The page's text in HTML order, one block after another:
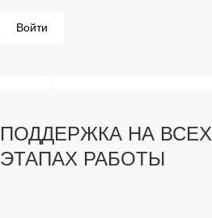
Войти
ПОДДЕРЖКА НА ВСЕХ
ЭТАПАХ РАБОТЫ